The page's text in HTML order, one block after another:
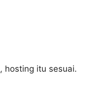
, hosting itu sesuai.